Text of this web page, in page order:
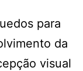
para
da
visual